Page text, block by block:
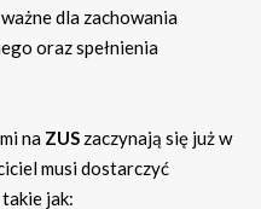
dla zachowania
oraz spełnienia
na ZUS zaczynają się już w
musi dostarczyć
takie jak: